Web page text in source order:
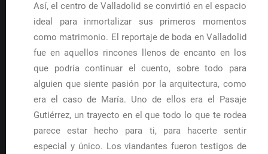
Así, el centro de Valladolid se convirtió en el espacio
ideal para inmortalizar sus primeros momentos
como matrimonio. El reportaje de boda en Valladolid
fue en aquellos rincones llenos de encanto en los
que podría continuar el cuento, sobre todo para
alguien que siente pasión por la arquitectura, como
era el caso de María. Uno de ellos era el Pasaje
Gutiérrez, un trayecto en el que todo lo que te rodea
parece estar hecho para ti, para hacerte sentir
especial y único. Los viandantes fueron testigos de